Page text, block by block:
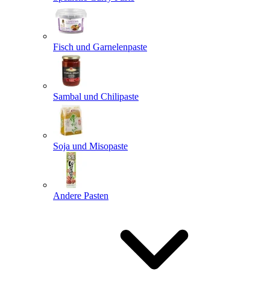
Fisch und Garnelenpaste
Sambal und Chilipaste
Soja und Misopaste
Andere Pasten